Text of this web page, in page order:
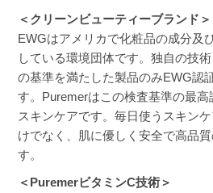
非公開
投稿日
2025/01/30
フレッシュなビタミンCだと
蓋を取るのも取りにくいです
＜クリーンビューティーブランド＞
EWGはアメリカで化粧品の成分及
している環境団体です。独自の技
の基準を満たした製品のみEWG認
す。Puremerはこの検査基準の最
スキンケアです。毎日使うスキン
けでなく、肌に優しく安全で高品
す。
＜PuremerビタミンC技術＞